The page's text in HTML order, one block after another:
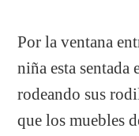
Por la ventana
niña esta sentada
rodeando sus
que los muebles